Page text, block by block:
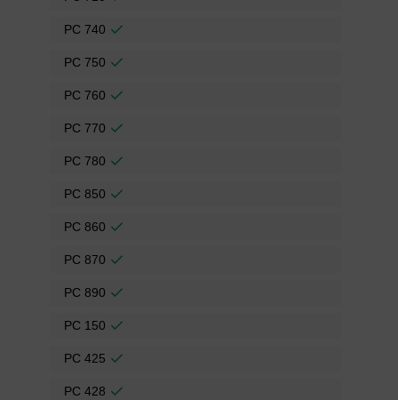
PC 740
PC 750
PC 760
PC 770
PC 780
PC 850
PC 860
PC 870
PC 890
PC 150
PC 425
PC 428